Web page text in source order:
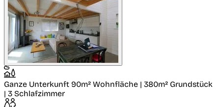
Ganze Unterkunft 90m² Wohnfläche | 380m² Grundstück
| 3 Schlafzimmer